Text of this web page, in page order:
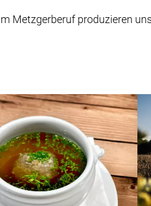
Metzgerberuf produzieren